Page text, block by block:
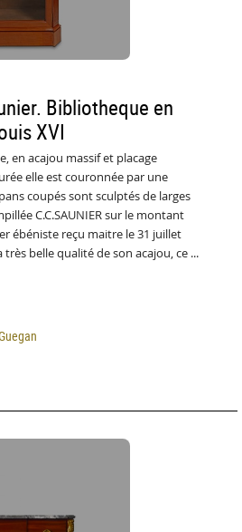
Bibliotheque en
XVI
en acajou massif et placage
elle est couronnée par une
coupés sont sculptés de larges
C.C.SAUNIER sur le montant
ébéniste reçu maitre le 31 juillet
très belle qualité de son acajou, ce ...